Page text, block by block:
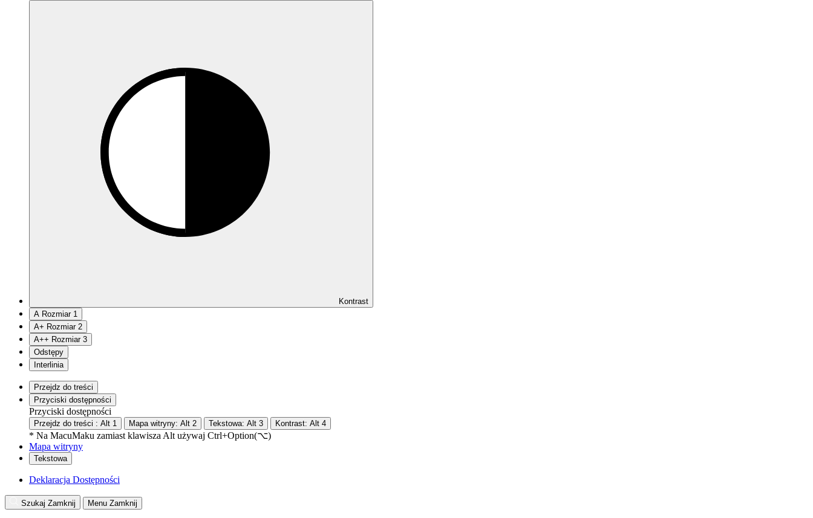
Kontrast
A Rozmiar 1
A+ Rozmiar 2
A++ Rozmiar 3
Odstępy
Interlinia
Przejdz do treści
Przyciski dostępności
Przyciski dostępności
Przejdz do treści : Alt 1 Mapa witryny: Alt 2 Tekstowa: Alt 3 Kontrast: Alt 4
* Na MacuMaku zamiast klawisza Alt używaj Ctrl+Option(⌥)
Mapa witryny
Tekstowa
Deklaracja Dostępności
Szukaj Zamknij Menu Zamknij